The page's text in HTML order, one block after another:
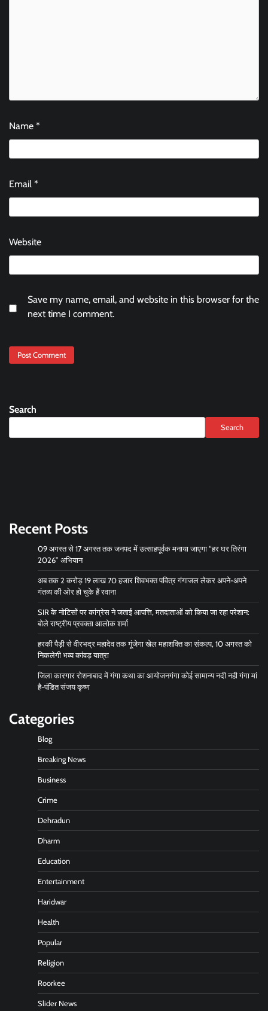
Name *
Email *
Website
Save my name, email, and website in this browser for the
next time I comment.
Search
Search
Recent Posts
09 अगस्त से 17 अगस्त तक जनपद में उत्साहपूर्वक मनाया जाएगा “हर घर तिरंगा
2026” अभियान
अब तक 2 करोड़ 19 लाख 70 हजार शिवभक्त पवित्र गंगाजल लेकर अपने-अपने
गंतव्य की ओर हो चुके हैं रवाना
SIR के नोटिसों पर कांग्रेस ने जताई आपत्ति, मतदाताओं को किया जा रहा परेशान:
बोले राष्ट्रीय प्रवक्ता आलोक शर्मा
हरकी पैड़ी से वीरभद्र महादेव तक गूंजेगा खेल महाशक्ति का संकल्प, 10 अगस्त को
निकलेगी भव्य कांवड़ यात्रा
जिला कारगार रोशनाबाद में गंगा कथा का आयोजनगंगा कोई सामान्य नदी नही गंगा मां
है-पंडित संजय कृष्ण
Categories
Blog
Breaking News
Business
Crime
Dehradun
Dharm
Education
Entertainment
Haridwar
Health
Popular
Religion
Roorkee
Slider News